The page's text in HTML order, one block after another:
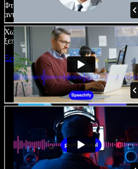
Φτιάξτε voice overs, προσθέστε δωρεάν
αντιγραφή φωνής – ολοκληρωμένα
Χωρίς καμπύλη εκμάθησης και με όλα
ξεπερνούν τα κλασικά όρια και δίνουν
Ξεκινήστε με το Studio